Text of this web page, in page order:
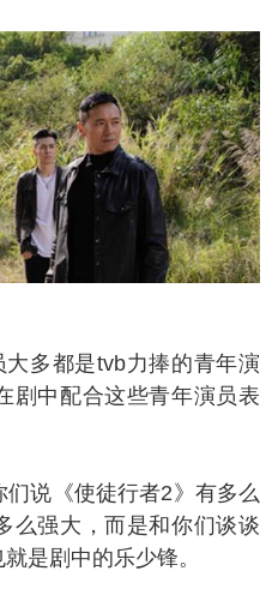
都是tvb力捧的青年演
剧中配合这些青年演员表
说《使徒行者2》有多么
么强大，而是和你们谈谈
是剧中的乐少锋。